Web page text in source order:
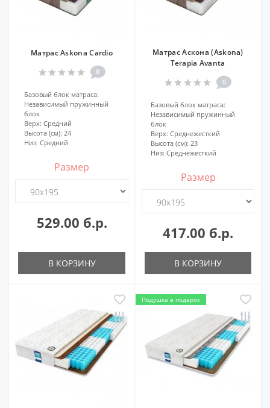
Матрас Askona Cardio
0
Базовый блок матраса:
Независимый пружинный
блок
Верх: Средний
Высота (см): 24
Низ: Средний
Размер
529.00 б.р.
В КОРЗИНУ
Матрас Аскона (Askona)
Terapia Avanta
0
Базовый блок матраса:
Независимый пружинный
блок
Верх: Среднежесткий
Высота (см): 23
Низ: Среднежесткий
Размер
417.00 б.р.
В КОРЗИНУ
Подушка в подарок